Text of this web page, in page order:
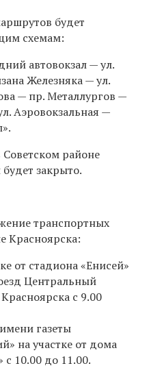
будет
схемам:
автовокзал — ул.
Железняка — ул.
— пр. Металлургов —
Аэровокзальная —
районе
закрыто.
транспортных
Красноярска:
от стадиона «Енисей»
Центральный
с 9.00
газеты
на участке от дома
10.00 до 11.00.